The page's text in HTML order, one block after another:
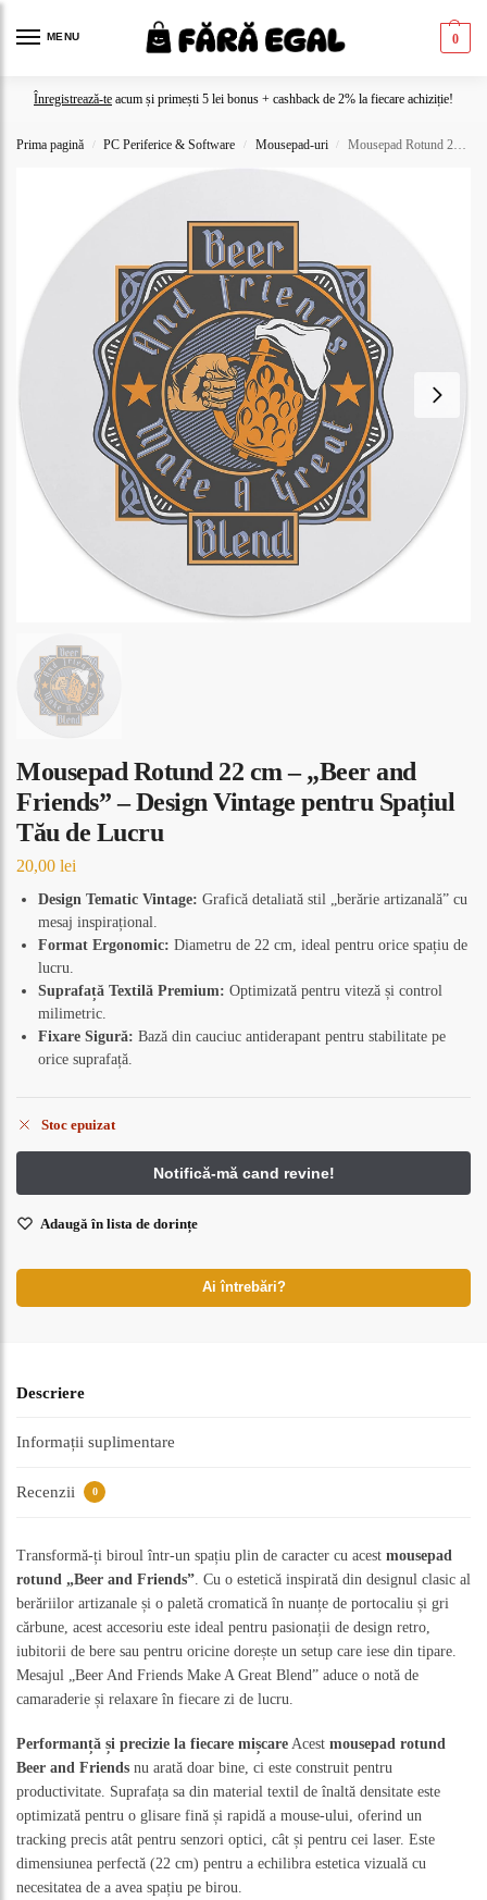
MENU 0
Înregistrează-te acum și primești 5 lei bonus + cashback de 2% la fiecare achiziție!
Prima pagină / PC Periferice & Software / Mousepad-uri / Mousepad Rotund 22 cm – „Beer and Friends” – Design Vintage pentru Spațiul Tău de Lucru
Mousepad Rotund 22 cm – „Beer and
Friends” – Design Vintage pentru Spațiul
Tău de Lucru
20,00 lei
Design Tematic Vintage: Grafică detaliată stil „berărie artizanală” cu
mesaj inspirațional.
Format Ergonomic: Diametru de 22 cm, ideal pentru orice spațiu de
lucru.
Suprafață Textilă Premium: Optimizată pentru viteză și control
milimetric.
Fixare Sigură: Bază din cauciuc antiderapant pentru stabilitate pe
orice suprafață.
Stoc epuizat
Adaugă în lista de dorințe
Ai întrebări?
Descriere
Informații suplimentare
Recenzii 0
Transformă-ți biroul într-un spațiu plin de caracter cu acest mousepad
rotund „Beer and Friends” . Cu o estetică inspirată din designul clasic al
berăriilor artizanale și o paletă cromatică în nuanțe de portocaliu și gri
cărbune, acest accesoriu este ideal pentru pasionații de design retro,
iubitorii de bere sau pentru oricine dorește un setup care iese din tipare.
Mesajul „Beer And Friends Make A Great Blend” aduce o notă de
camaraderie și relaxare în fiecare zi de lucru.
Performanță și precizie la fiecare mișcare Acest mousepad rotund
Beer and Friends nu arată doar bine, ci este construit pentru
productivitate. Suprafața sa din material textil de înaltă densitate este
optimizată pentru o glisare fină și rapidă a mouse-ului, oferind un
tracking precis atât pentru senzori optici, cât și pentru cei laser. Este
dimensiunea perfectă (22 cm) pentru a echilibra estetica vizuală cu
necesitatea de a avea spațiu pe birou.